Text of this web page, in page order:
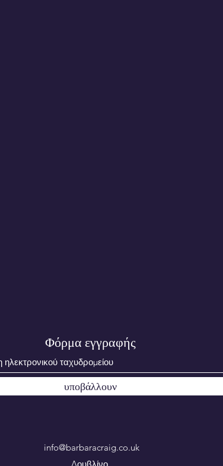
Φόρμα εγγραφής
υποβάλλουν
info@barbaracraig.co.uk